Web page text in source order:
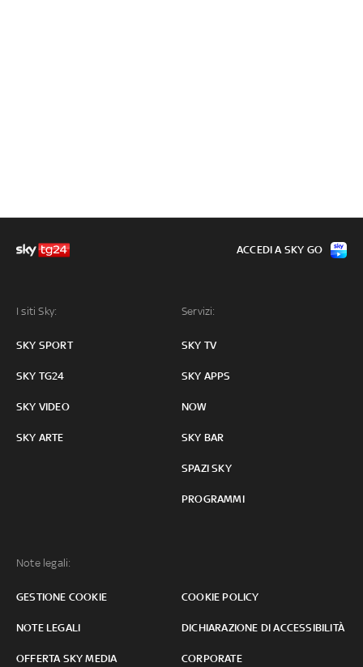
I siti Sky:
SKY SPORT
SKY TG24
SKY VIDEO
SKY ARTE
Servizi:
SKY TV
SKY APPS
NOW
SKY BAR
SPAZI SKY
PROGRAMMI
Note legali:
GESTIONE COOKIE COOKIE POLICY
NOTE LEGALI DICHIARAZIONE DI ACCESSIBILITÀ
OFFERTA SKY MEDIA CORPORATE
ACCEDI A SKY GO